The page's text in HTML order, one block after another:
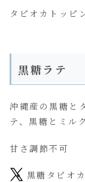
タピオカトッ
黒糖ラテ
沖縄産の黒糖と
テ、黒糖とミル
甘さ調節不可
黒糖タピ